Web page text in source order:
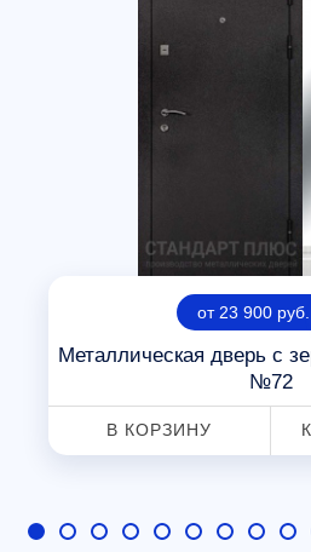
от 23 900 руб.
Металлическая дверь с
№72
В КОРЗИНУ